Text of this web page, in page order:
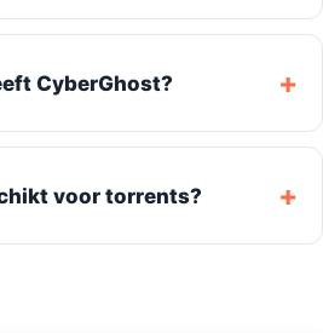
CyberGhost?
voor torrents?